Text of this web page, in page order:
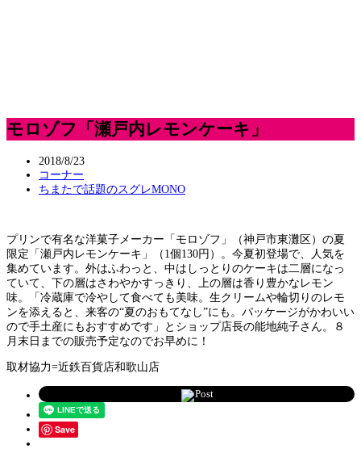
モロゾフ「瀬戸内レモンケーキ」
2018/8/23
コーナー
ちまたで話題のスグレMONO
プリンで有名な洋菓子メーカー「モロゾフ」（神戸市東灘区）の夏
限定「瀬戸内レモンケーキ」（1個130円）。今夏初登場で、人気を
集めています。外はふわっと、中はしっとりのケーキは二層になっ
ていて、下の層はさわやかすっきり、上の層は香り豊かなレモン
味。「冷蔵庫で冷やして食べても美味。生クリームや輪切りのレモ
ンを添えると、来客の“夏のおもてなし”にも。パッケージがかわいい
ので手土産にもおすすめです」とショップ店長の能地純子さん。８
月末日までの販売予定なのでお早めに！
取材協力=近鉄百貨店和歌山店
Post
Save